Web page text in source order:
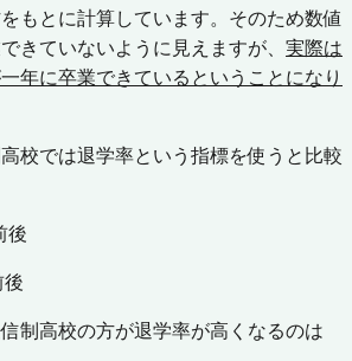
もとに計算しています。そのため数値
きていないように見えますが、 実際は
年に卒業できているということになり
校では退学率という指標を使うと比較
後
制高校の方が退学率が高くなるのは